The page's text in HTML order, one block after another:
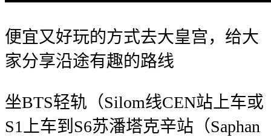
便宜又好玩的方式去大皇宫，给大
家分享沿途有趣的路线
坐BTS轻轨（Silom线CEN站上车或
S1上车到S6苏潘塔克辛站（Saphan